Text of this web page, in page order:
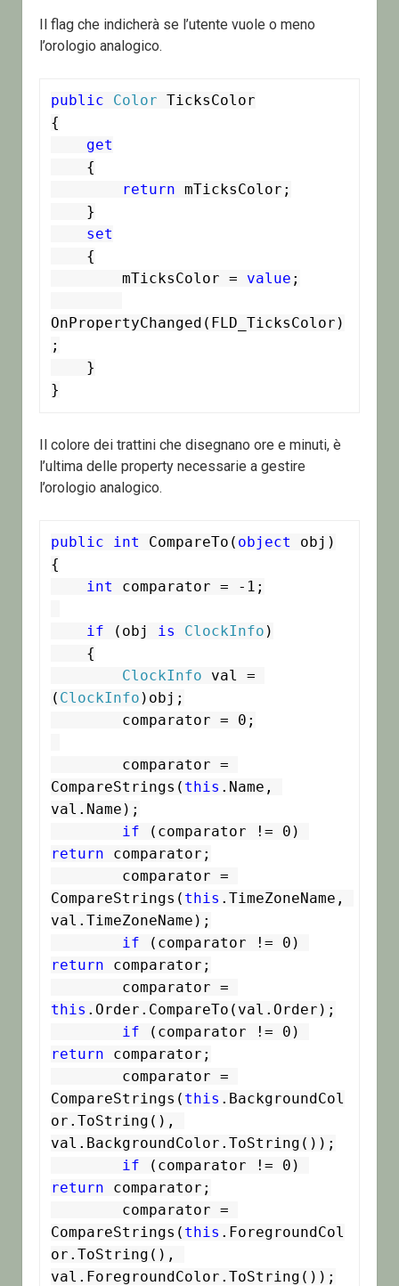
Il flag che indicherà se l’utente vuole o meno
l’orologio analogico.
public Color TicksColor
{
get
return mTicksColor;
set
        mTicksColor =
value ;
OnPropertyChanged(FLD_TicksColor)
;
}
Il colore dei trattini che disegnano ore e minuti, è
l’ultima delle property necessarie a gestire
l’orologio analogico.
public int CompareTo( object obj)
{
int comparator = -1;
if (obj is ClockInfo )
ClockInfo val =
( ClockInfo )obj;
CompareStrings( this .Name,
val.Name);
if
return comparator;
CompareStrings( this .TimeZoneName,
val.TimeZoneName);
if
return comparator;
this .Order.CompareTo(val.Order);
if
return comparator;
CompareStrings( this .BackgroundCol
or.ToString(),
val.BackgroundColor.ToString());
if
return comparator;
CompareStrings( this .ForegroundCol
or.ToString(),
val.ForegroundColor.ToString());